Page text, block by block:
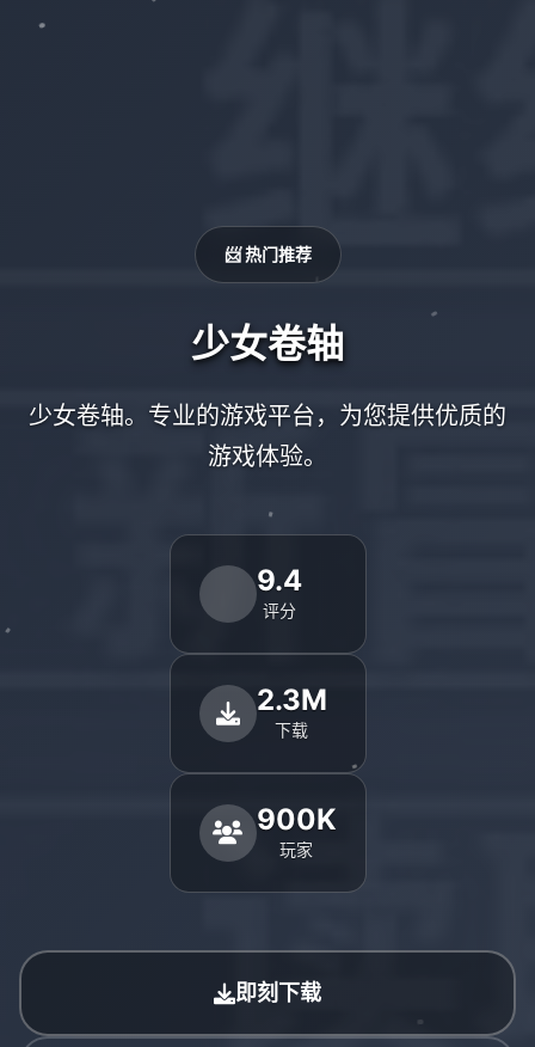
📨 热门推荐
少女卷轴
少女卷轴。专业的游戏平台，为您提供优质的
游戏体验。
9.4
评分
2.3M
下载
900K
玩家
即刻下载